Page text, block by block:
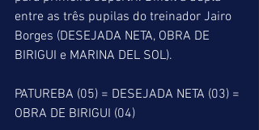
entre as três pupilas do treinador Jairo
Borges (DESEJADA NETA, OBRA DE
BIRIGUI e MARINA DEL SOL).
PATUREBA (05) = DESEJADA NETA (03) =
OBRA DE BIRIGUI (04)